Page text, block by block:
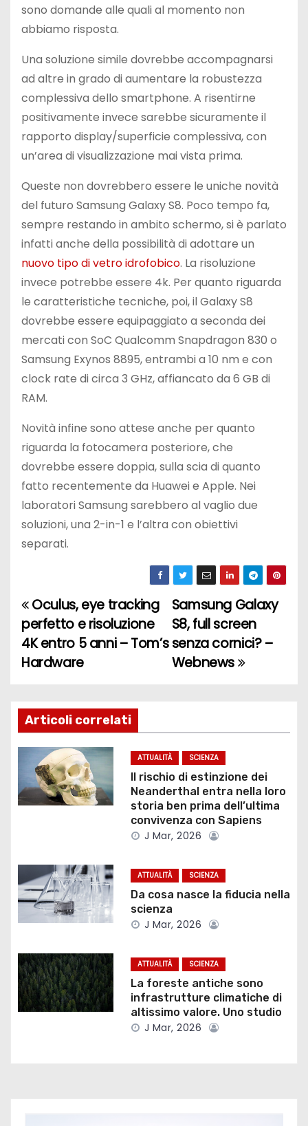
sono domande alle quali al momento non
abbiamo risposta.
Una soluzione simile dovrebbe accompagnarsi
ad altre in grado di aumentare la robustezza
complessiva dello smartphone. A risentirne
positivamente invece sarebbe sicuramente il
rapporto display/superficie complessiva, con
un’area di visualizzazione mai vista prima.
Queste non dovrebbero essere le uniche novità
del futuro Samsung Galaxy S8. Poco tempo fa,
sempre restando in ambito schermo, si è parlato
infatti anche della possibilità di adottare un
nuovo tipo di vetro idrofobico. La risoluzione
invece potrebbe essere 4k. Per quanto riguarda
le caratteristiche tecniche, poi, il Galaxy S8
dovrebbe essere equipaggiato a seconda dei
mercati con SoC Qualcomm Snapdragon 830 o
Samsung Exynos 8895, entrambi a 10 nm e con
clock rate di circa 3 GHz, affiancato da 6 GB di
RAM.
Novità infine sono attese anche per quanto
riguarda la fotocamera posteriore, che
dovrebbe essere doppia, sulla scia di quanto
fatto recentemente da Huawei e Apple. Nei
laboratori Samsung sarebbero al vaglio due
soluzioni, una 2-in-1 e l’altra con obiettivi
separati.
N
a
v
g
a
z
i
n
e
a
r
t
i
Samsung Galaxy
S8, full screen
senza cornici? –
Webnews
Oculus, eye tracking
perfetto e risoluzione
4K entro 5 anni – Tom’s
Hardware
Articoli correlati
ATTUALITÀ SCIENZA
Il rischio di estinzione dei
Neanderthal entra nella loro
storia ben prima dell’ultima
convivenza con Sapiens
J Mar, 2026
ATTUALITÀ SCIENZA
Da cosa nasce la fiducia nella
scienza
J Mar, 2026
ATTUALITÀ SCIENZA
La foreste antiche sono
infrastrutture climatiche di
altissimo valore. Uno studio
J Mar, 2026